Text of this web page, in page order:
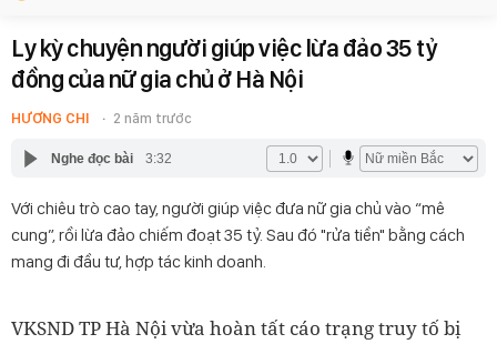
Ly kỳ chuyện người giúp việc lừa đảo 35 tỷ
đồng của nữ gia chủ ở Hà Nội
HƯƠNG CHI 2 năm trước
Nghe đọc bài 3:32
Với chiêu trò cao tay, người giúp việc đưa nữ gia chủ vào “mê
cung”, rồi lừa đảo chiếm đoạt 35 tỷ. Sau đó "rửa tiền" bằng cách
mang đi đầu tư, hợp tác kinh doanh.
VKSND TP Hà Nội vừa hoàn tất cáo trạng truy tố bị